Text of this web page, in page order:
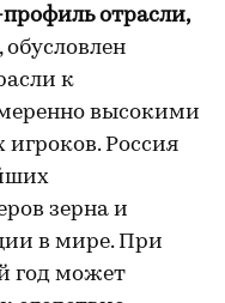
отрасли,
к
высокими
Россия
зерна и
в мире. При
год может